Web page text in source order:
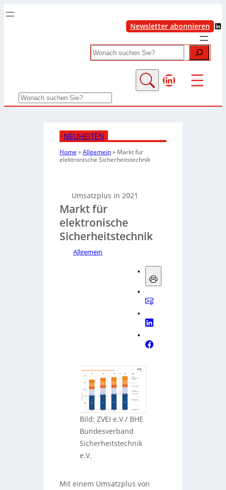
Newsletter abonnieren LinkedIn
Search
LinkedIn
Search
NEUHEITEN
Home »Allgemein» Markt für
elektronische Sicherheitstechnik
Umsatzplus in 2021
Markt für
elektronische
Sicherheitstechnik
Allgemein
Bild: ZVEI e.V./ BHE
Bundesverband
Sicherheitstechnik
e.V.
Mit einem Umsatzplus von